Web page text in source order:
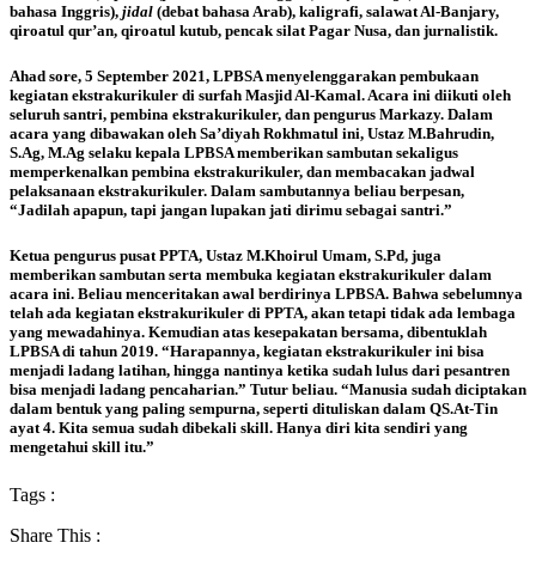
bahasa Inggris), jidal (debat bahasa Arab), kaligrafi, salawat Al-Banjary,
qiroatul qur’an, qiroatul kutub, pencak silat Pagar Nusa, dan jurnalistik.
Ahad sore, 5 September 2021, LPBSA menyelenggarakan pembukaan
kegiatan ekstrakurikuler di surfah Masjid Al-Kamal. Acara ini diikuti oleh
seluruh santri, pembina ekstrakurikuler, dan pengurus Markazy. Dalam
acara yang dibawakan oleh Sa’diyah Rokhmatul ini, Ustaz M.Bahrudin,
S.Ag, M.Ag selaku kepala LPBSA memberikan sambutan sekaligus
memperkenalkan pembina ekstrakurikuler, dan membacakan jadwal
pelaksanaan ekstrakurikuler. Dalam sambutannya beliau berpesan,
“Jadilah apapun, tapi jangan lupakan jati dirimu sebagai santri.”
Ketua pengurus pusat PPTA, Ustaz M.Khoirul Umam, S.Pd, juga
memberikan sambutan serta membuka kegiatan ekstrakurikuler dalam
acara ini. Beliau menceritakan awal berdirinya LPBSA. Bahwa sebelumnya
telah ada kegiatan ekstrakurikuler di PPTA, akan tetapi tidak ada lembaga
yang mewadahinya. Kemudian atas kesepakatan bersama, dibentuklah
LPBSA di tahun 2019. “Harapannya, kegiatan ekstrakurikuler ini bisa
menjadi ladang latihan, hingga nantinya ketika sudah lulus dari pesantren
bisa menjadi ladang pencaharian.” Tutur beliau. “Manusia sudah diciptakan
dalam bentuk yang paling sempurna, seperti dituliskan dalam QS.At-Tin
ayat 4. Kita semua sudah dibekali skill. Hanya diri kita sendiri yang
mengetahui skill itu.”
Tags :
Share This :